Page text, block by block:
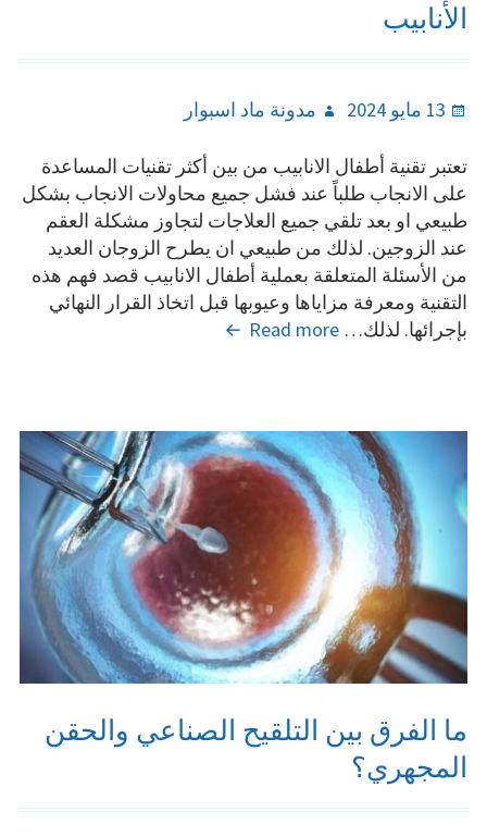
الأنابيب
Posted
13 مايو 2024 Author
مدونة ماد اسبوار
تعتبر تقنية أطفال الانابيب من بين أكثر تقنيات المساعدة
على الانجاب طلباً عند فشل جميع محاولات الانجاب بشكل
طبيعي او بعد تلقي جميع العلاجات لتجاوز مشكلة العقم
عند الزوجين. لذلك من طبيعي ان يطرح الزوجان العديد
من الأسئلة المتعلقة بعملية أطفال الانابيب قصد فهم هذه
التقنية ومعرفة مزاياها وعيوبها قبل اتخاذ القرار النهائي
بإجرائها. لذلك… Read more الأسئلة
أطفال
الأنابيب
ما الفرق بين التلقيح الصناعي والحقن
المجهري؟